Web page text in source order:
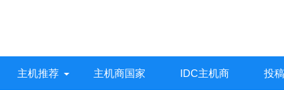
主机推荐 主机商国家 IDC主机商 投